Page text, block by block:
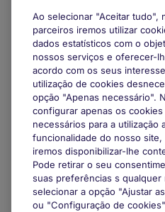
Lisbon
Indefinido
Ao selecionar "Aceitar tudo",
parceiros iremos utilizar
dados estatísticos com o
nossos serviços e oferecer-
acordo com os seus
utilização de cookies
opção "Apenas necessário".
configurar apenas os
necessários para a utilização
funcionalidade do nosso
iremos disponibilizar-lhe
Pode retirar o seu
suas preferências s qualquer
selecionar a opção "Ajustar
ou "Configuração de